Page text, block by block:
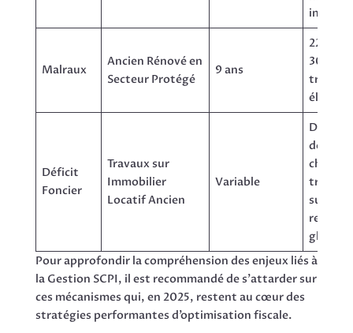
investi
Malraux
Ancien Rénové en
Secteur Protégé
9 ans
22% à
30%
travaux
éligibles
Déficit
Foncier
Travaux sur
Immobilier
Locatif Ancien
Variable
des
travaux
sur le
revenu
global
Pour approfondir la compréhension des enjeux liés à
la Gestion SCPI, il est recommandé de s’attarder sur
ces mécanismes qui, en 2025, restent au cœur des
stratégies performantes d’optimisation fiscale.